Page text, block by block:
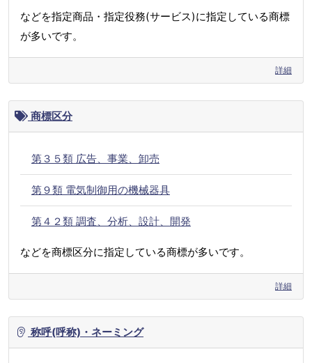
などを指定商品・指定役務(サービス)に指定している商標
が多いです。
詳細
商標区分
第３５類 広告、事業、卸売
第９類 電気制御用の機械器具
第４２類 調査、分析、設計、開発
などを商標区分に指定している商標が多いです。
詳細
称呼(呼称)・ネーミング